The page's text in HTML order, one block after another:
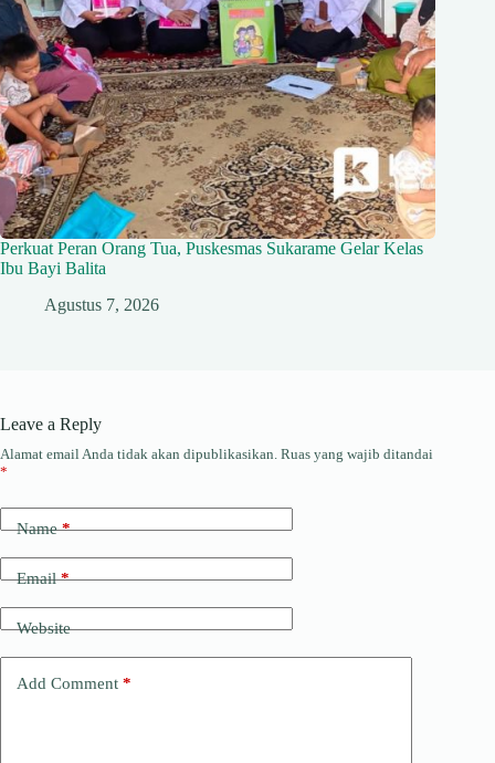
Perkuat Peran Orang Tua, Puskesmas Sukarame Gelar Kelas
Ibu Bayi Balita
Agustus 7, 2026
Leave a Reply
Alamat email Anda tidak akan dipublikasikan. Ruas yang wajib ditandai
*
Name*
Email*
Website
Add Comment *